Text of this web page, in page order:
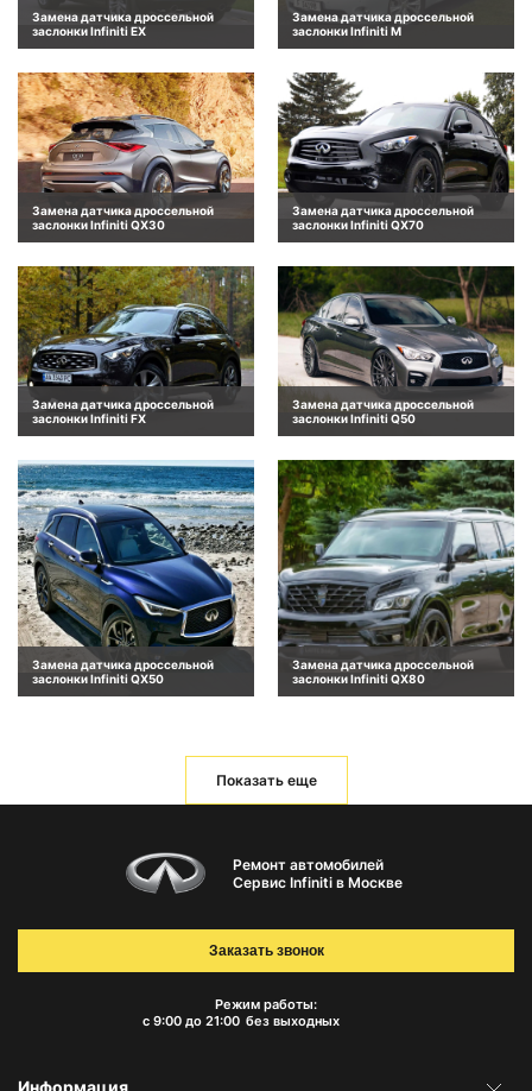
Замена датчика дроссельной
заслонки Infiniti EX
Замена датчика дроссельной
заслонки Infiniti M
Замена датчика дроссельной
заслонки Infiniti QX30
Замена датчика дроссельной
заслонки Infiniti QX70
Замена датчика дроссельной
заслонки Infiniti FX
Замена датчика дроссельной
заслонки Infiniti Q50
Замена датчика дроссельной
заслонки Infiniti QX50
Замена датчика дроссельной
заслонки Infiniti QX80
Показать еще
Ремонт автомобилей
Сервис Infiniti в Москве
Режим работы:
с 9:00 до 21:00 без выходных
Заказать звонок
Информация